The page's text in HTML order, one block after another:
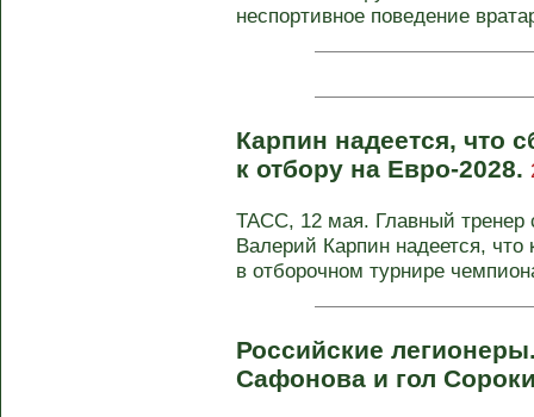
неспортивное поведение
Карпин надеется, что
к отбору на Евро-2028.
ТАСС, 12 мая. Главный тренер
Валерий Карпин надеется,
в отборочном турнире
Российские
Сафонова и гол